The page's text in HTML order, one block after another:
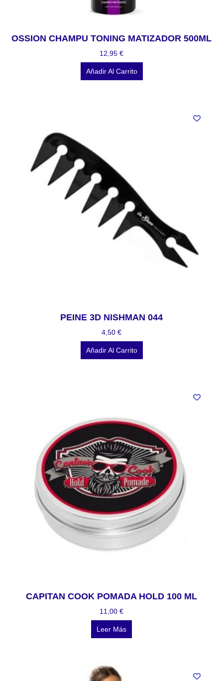
OSSION CHAMPU TONING MATIZADOR 500ML
12,95 €
Añadir Al Carrito
PEINE 3D NISHMAN 044
4,50 €
Añadir Al Carrito
CAPITAN COOK POMADA HOLD 100 ML
11,00 €
Leer Más